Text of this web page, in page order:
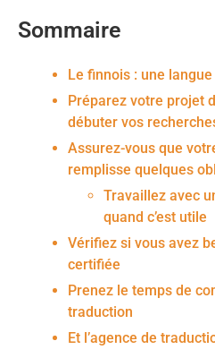
Sommaire
Le finnois : une
Préparez votre projet
débuter vos
Assurez-vous que
remplisse quelques
Travaillez avec
quand c’est utile
Vérifiez si vous avez
certifiée
Prenez le temps de
traduction
Et l’agence de